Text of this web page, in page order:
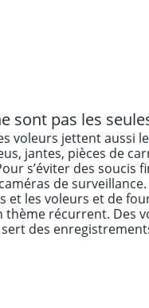
sont pas les
voleurs jettent aussi
jantes, pièces de
s’éviter des soucis
de
et les voleurs et de
thème récurrent. Des
des